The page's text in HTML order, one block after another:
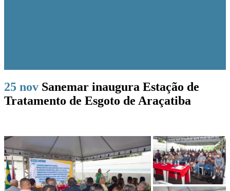
25 nov Sanemar inaugura Estação de
Tratamento de Esgoto de Araçatiba